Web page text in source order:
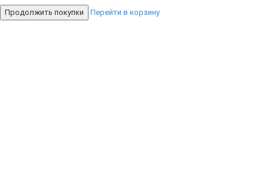
Продолжить покупки Перейти в корзину